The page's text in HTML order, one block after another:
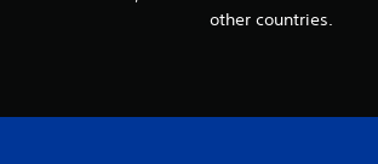
other countries.